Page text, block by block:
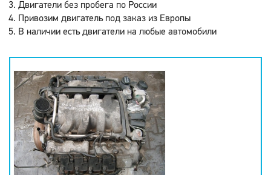
Двигатели без пробега по России
Привозим двигатель под заказ из Европы
В наличии есть двигатели на любые автомобили